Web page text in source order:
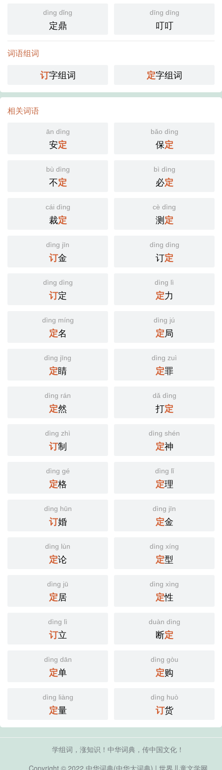
dìng dǐng
定鼎
dīng dīng
叮叮
词语组词
订字组词 定字组词
相关词语
ān dìng
安定
bǎo dìng
保定
bù dìng
不定
bì dìng
必定
cái dìng
裁定
cè dìng
测定
dìng jīn
订金
dìng dìng
订定
dìng dìng
订定
dìng lì
定力
dìng míng
定名
dìng jú
定局
dìng jīng
定睛
dìng zuì
定罪
dìng rán
定然
dǎ dìng
打定
dìng zhì
订制
dìng shén
定神
dìng gé
定格
dìng lǐ
定理
dìng hūn
订婚
dìng jīn
定金
dìng lùn
定论
dìng xíng
定型
dìng jū
定居
dìng xìng
定性
dìng lì
订立
duàn dìng
断定
dìng dān
定单
dìng gòu
定购
dìng liàng
定量
dìng huò
订货
学组词，涨知识！中华词典，传中国文化！
Copyright © 2022 中华词典(中华大词典) | 世界儿童文学网